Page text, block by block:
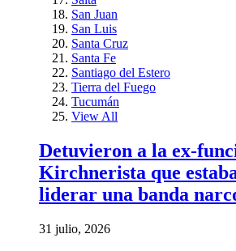
San Juan
San Luis
Santa Cruz
Santa Fe
Santiago del Estero
Tierra del Fuego
Tucumán
View All
Detuvieron a la ex-
Kirchnerista que
liderar una banda
31 julio, 2026